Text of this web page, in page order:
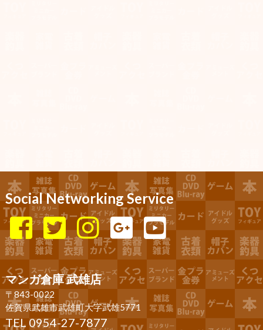
Social Networking Service
マンガ倉庫 武雄店
〒843-0022
佐賀県武雄市武雄町大字武雄5771
TEL 0954-27-7877